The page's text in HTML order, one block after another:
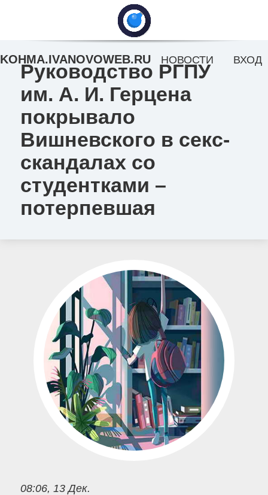
Руководство РГПУ
им. А. И. Герцена
покрывало
Вишневского в секс-
скандалах со
студентками –
потерпевшая
08:06, 13 Дек.
KOHMA.IVANOVOWEB.RU НОВОСТИ ВХОД